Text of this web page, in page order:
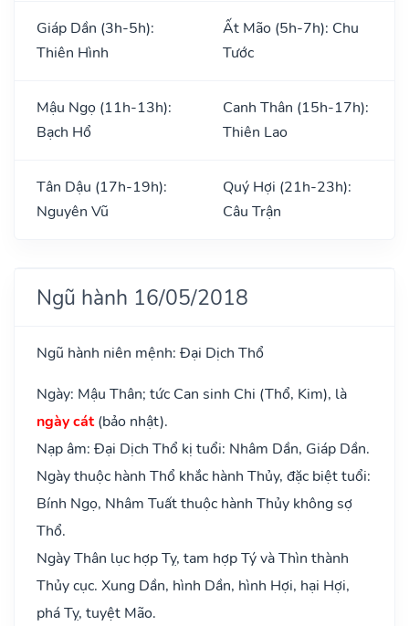
Giáp Dần (3h-5h):
Thiên Hình
Ất Mão (5h-7h): Chu
Tước
Mậu Ngọ (11h-13h):
Bạch Hổ
Canh Thân (15h-17h):
Thiên Lao
Tân Dậu (17h-19h):
Nguyên Vũ
Quý Hợi (21h-23h):
Câu Trận
Ngũ hành 16/05/2018
Ngũ hành niên mệnh: Đại Dịch Thổ
Ngày: Mậu Thân; tức Can sinh Chi (Thổ, Kim), là
ngày cát(bảo nhật).
Nạp âm: Đại Dịch Thổ kị tuổi: Nhâm Dần, Giáp Dần.
Ngày thuộc hành Thổ khắc hành Thủy, đặc biệt tuổi:
Bính Ngọ, Nhâm Tuất thuộc hành Thủy không sợ
Thổ.
Ngày Thân lục hợp Tỵ, tam hợp Tý và Thìn thành
Thủy cục. Xung Dần, hình Dần, hình Hợi, hại Hợi,
phá Tỵ, tuyệt Mão.